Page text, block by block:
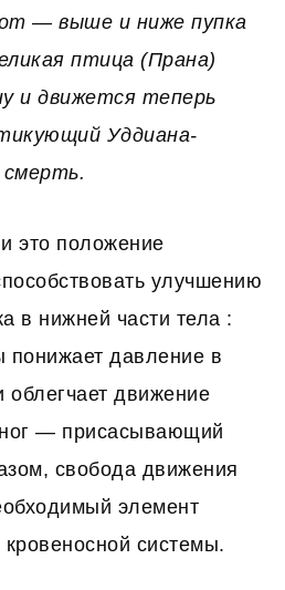
— выше и ниже пупка
птица (Прана)
и дви­жется теперь
Уддиана-
это положение
улучшению
в нижней части тела :
давление в
движение
ног — присасывающий
свобода движения
элемент
системы.